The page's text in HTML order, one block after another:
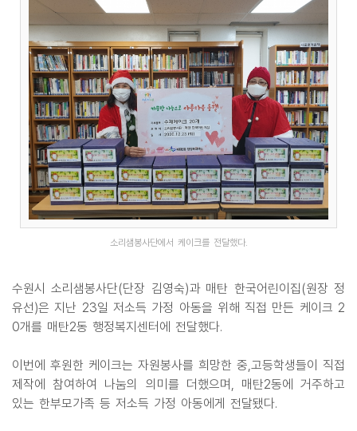
소리샘봉사단에서 케이크를 전달했다.
수원시 소리샘봉사단(단장 김영숙)과 매탄 한국어린이집(원장 정
유선)은 지난 23일 저소득 가정 아동을 위해 직접 만든 케이크 2
0개를 매탄2동 행정복지센터에 전달했다.
이번에 후원한 케이크는 자원봉사를 희망한 중,고등학생들이 직접
제작에 참여하여 나눔의 의미를 더했으며, 매탄2동에 거주하고
있는 한부모가족 등 저소득 가정 아동에게 전달됐다.